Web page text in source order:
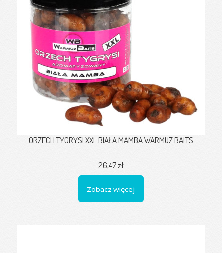
ORZECH TYGRYSI XXL BIAŁA MAMBA WARMUZ BAITS
26,47 zł
Zobacz więcej